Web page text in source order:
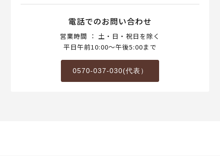
電話でのお問い合わせ
営業時間 ： 土・日・祝日を除く
平日午前10:00～午後5:00まで
0570-037-030(代表）